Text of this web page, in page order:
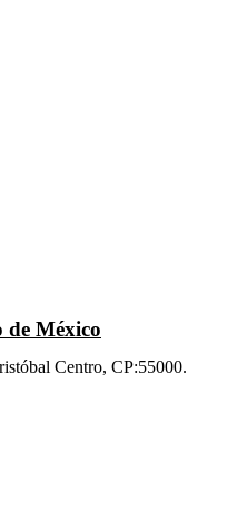
de México
Centro, CP:55000.